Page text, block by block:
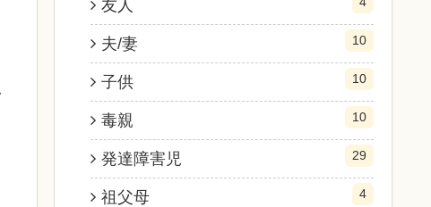
友人
夫/妻 10
子供 10
毒親 10
発達障害児 29
祖父母 4